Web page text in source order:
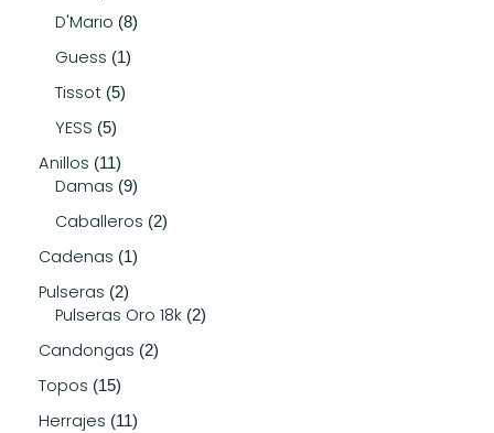
D'Mario 8
Guess 1
Tissot 5
YESS 5
Anillos 11
Damas 9
Caballeros 2
Cadenas 1
Pulseras 2
Pulseras Oro 18k 2
Candongas 2
Topos 15
Herrajes 11